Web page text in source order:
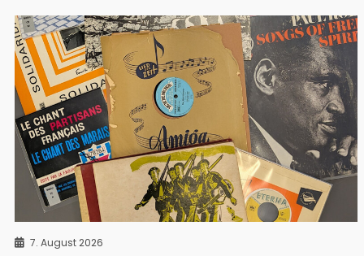
7. August 2026